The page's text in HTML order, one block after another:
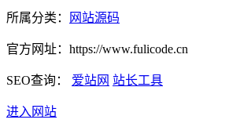
所属分类： 网站源码
官方网址：https://www.fulicode.cn
SEO查询： 爱站网 站长工具
进入网站